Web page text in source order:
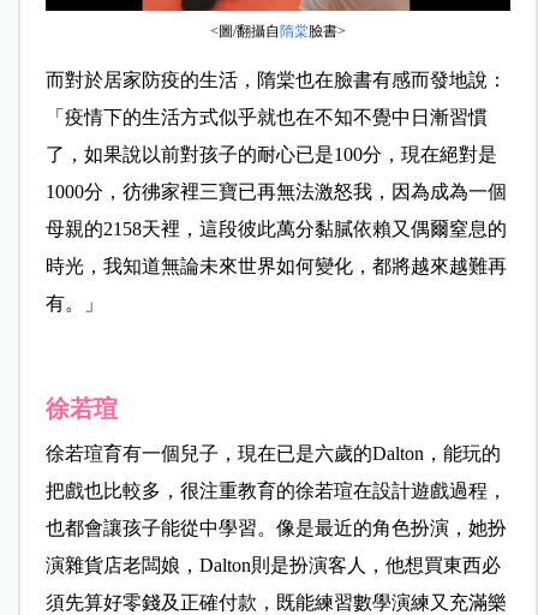
<圖/翻攝自 隋棠臉書>
而對於居家防疫的生活，隋棠也在臉書有感而發地說：
「疫情下的生活方式似乎就也在不知不覺中日漸習慣
了，如果說以前對孩子的耐心已是100分，現在絕對是
1000分，彷彿家裡三寶已再無法激怒我，因為成為一個
母親的2158天裡，這段彼此萬分黏膩依賴又偶爾窒息的
時光，我知道無論未來世界如何變化，都將越來越難再
有。」
徐若瑄
徐若瑄育有一個兒子，現在已是六歲的Dalton，能玩的
把戲也比較多，很注重教育的徐若瑄在設計遊戲過程，
也都會讓孩子能從中學習。像是最近的角色扮演，她扮
演雜貨店老闆娘，Dalton則是扮演客人，他想買東西必
須先算好零錢及正確付款，既能練習數學演練又充滿樂